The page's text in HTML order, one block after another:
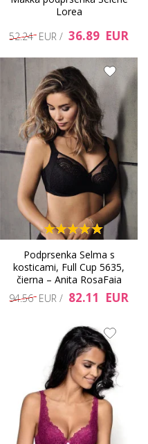
Lorea
52.24 EUR / 36.89 EUR
Podprsenka Selma s
kosticami, Full Cup 5635,
čierna – Anita RosaFaia
94.56 EUR / 82.11 EUR